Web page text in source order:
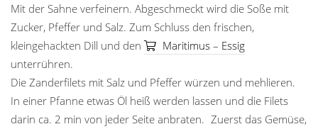
Mit der Sahne verfeinern. Abgeschmeckt wird die Soße mit
Zucker, Pfeffer und Salz. Zum Schluss den frischen,
kleingehackten Dill und den
Maritimus – Essig
unterrühren.
Die Zanderfilets mit Salz und Pfeffer würzen und mehlieren.
In einer Pfanne etwas Öl heiß werden lassen und die Filets
darin ca. 2 min von jeder Seite anbraten. Zuerst das Gemüse,